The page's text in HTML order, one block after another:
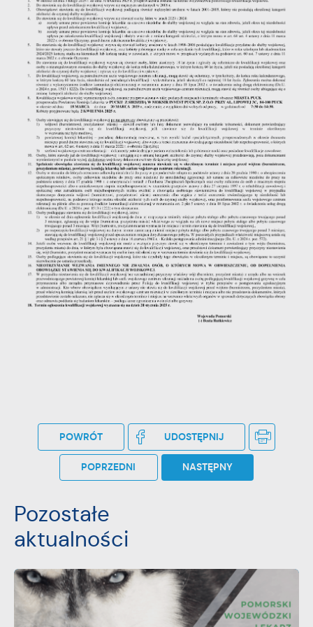
POWRÓT UDOSTĘPNIJ
POPRZEDNI NASTĘPNY
Pozostałe
aktualności
stronach podmiotów trzecich lub firm będących naszymi
partnerami oraz innych dostawców usług. Firmy te działają w
charakterze pośredników prezentujących nasze treści w
postaci wiadomości, ofert, komunikatów mediów
społecznościowych.